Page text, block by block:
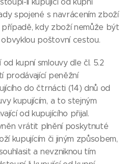
spojené s navrácením zboží
kdy zboží nemůže být
poštovní cestou.
kupní smlouvy dle čl. 5.2
prodávající peněžní
do čtrnácti (14) dnů od
kupujícím, a to stejným
od kupujícího přijal.
vrátit plnění poskytnuté
kupujícím či jiným způsobem,
a nevzniknou tím